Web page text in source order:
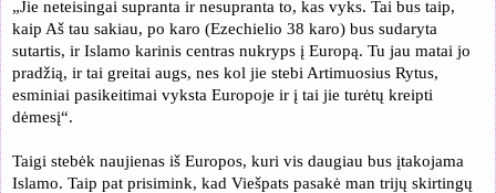
„Jie neteisingai supranta ir nesupranta to, kas vyks. Tai bus taip,
kaip Aš tau sakiau, po karo (Ezechielio 38 karo) bus sudaryta
sutartis, ir Islamo karinis centras nukryps į Europą. Tu jau matai jo
pradžią, ir tai greitai augs, nes kol jie stebi Artimuosius Rytus,
esminiai pasikeitimai vyksta Europoje ir į tai jie turėtų kreipti
dėmesį“.
Taigi stebėk naujienas iš Europos, kuri vis daugiau bus įtakojama
Islamo. Taip pat prisimink, kad Viešpats pasakė man trijų skirtingų